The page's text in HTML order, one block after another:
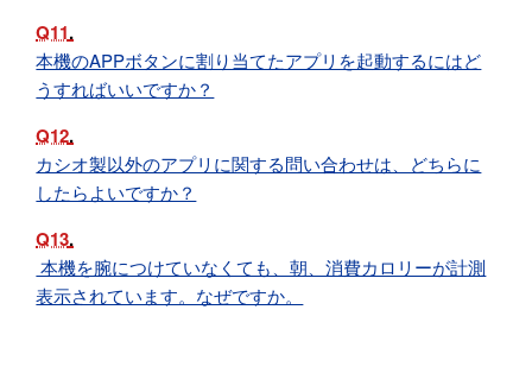
Q11
本機のAPPボタンに割り当てたアプリを起動するにはど
うすればいいですか？
Q12
カシオ製以外のアプリに関する問い合わせは、どちらに
したらよいですか？
Q13
本機を腕につけていなくても、朝、消費カロリーが計測
表示されています。なぜですか。